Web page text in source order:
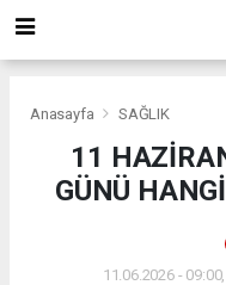
Anasayfa SAĞLIK
11
GÜNÜ
11.06.2026 -